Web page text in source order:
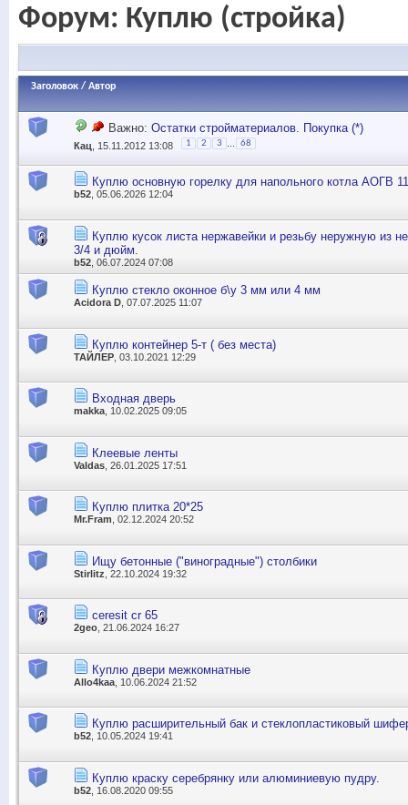
Форум: Куплю (стройка)
Заголовок / Автор
Важно: Остатки стройматериалов. Покупка (*)
Кац , 15.11.2012 13:08 1 2 3 68
Куплю основную горелку для напольного котла АОГВ
b52, 05.06.2026 12:04
Куплю кусок листа нержавейки и резьбу неружную из
3/4 и дюйм.
b52 , 06.07.2024 07:08
Куплю стекло оконное б\у 3 мм или 4 мм
Acidora D, 07.07.2025 11:07
Куплю контейнер 5-т ( без места)
ТАЙЛЕР , 03.10.2021 12:29
Входная дверь
makka , 10.02.2025 09:05
Клеевые ленты
Valdas , 26.01.2025 17:51
Куплю плитка 20*25
Mr.Fram , 02.12.2024 20:52
Ищу бетонные ("виноградные") столбики
Stirlitz , 22.10.2024 19:32
ceresit cr 65
2geo , 21.06.2024 16:27
Куплю двери межкомнатные
Allo4kaa , 10.06.2024 21:52
Куплю расширительный бак и стеклопластиковый
b52 , 10.05.2024 19:41
Куплю краску серебрянку или алюминиевую пудру.
b52 , 16.08.2020 09:55